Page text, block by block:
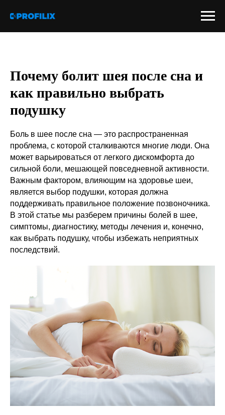
Почему болит шея после сна и
как правильно выбрать
подушку
Боль в шее после сна — это распространенная
проблема, с которой сталкиваются многие люди. Она
может варьироваться от легкого дискомфорта до
сильной боли, мешающей повседневной активности.
Важным фактором, влияющим на здоровье шеи,
является выбор подушки, которая должна
поддерживать правильное положение позвоночника.
В этой статье мы разберем причины болей в шее,
симптомы, диагностику, методы лечения и, конечно,
как выбрать подушку, чтобы избежать неприятных
последствий.